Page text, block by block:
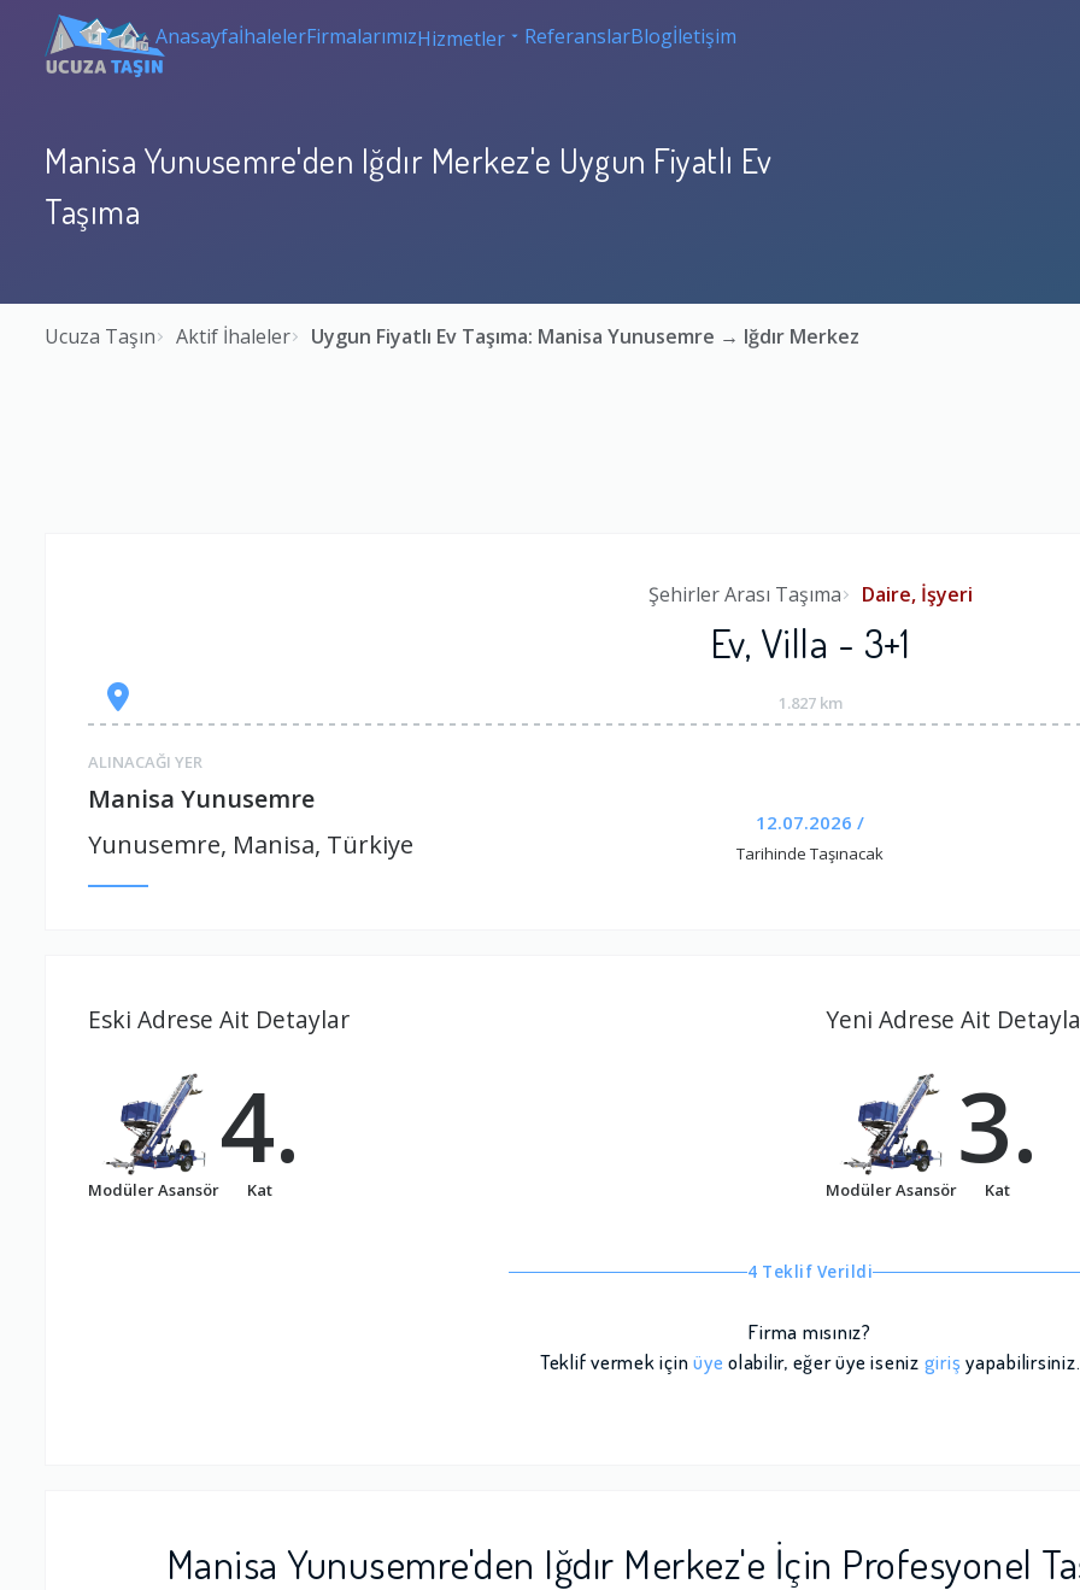
AnasayfaİhalelerFirmalarımızHizmetler ReferanslarBlogİletişim
Manisa Yunusemre'den Iğdır Merkez'e Uygun Fiyatlı Ev
Taşıma
Ucuza Taşın Aktif İhaleler Uygun Fiyatlı Ev Taşıma: Manisa Yunusemre → Iğdır Merkez
Şehirler Arası Taşıma Daire, İşyeri
Ev, Villa - 3+1
1.827 km
ALINACAĞI YER
Manisa Yunusemre
Yunusemre, Manisa, Türkiye
12.07.2026 /
Tarihinde Taşınacak
Eski Adrese Ait Detaylar
Modüler Asansör
4.
Kat
Yeni Adrese Ait
Modüler Asansör
3.
Kat
4 Teklif Verildi
Firma mısınız?
Teklif vermek içinüye olabilir, eğer üye iseniz giriş yapabilirsiniz.
Manisa Yunusemre'den Iğdır Merkez'e İçin Profesyonel